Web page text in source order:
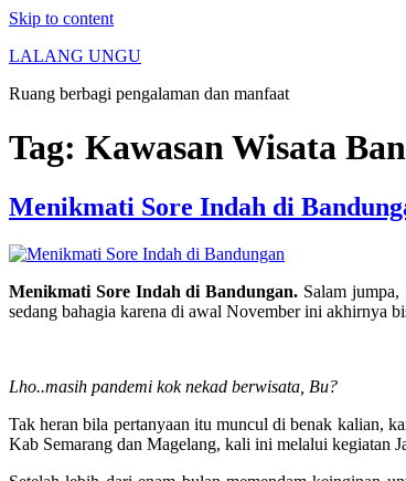
Skip to content
LALANG UNGU
Ruang berbagi pengalaman dan manfaat
Tag: Kawasan Wisata
Menikmati Sore Indah di
Menikmati Sore Indah di Bandungan. Salam jumpa,
sedang bahagia karena di awal November ini akhirnya
Lho..masih pandemi kok nekad berwisata, Bu?
Tak heran bila pertanyaan itu muncul di benak kalian,
Kab Semarang dan Magelang, kali ini melalui kegiatan